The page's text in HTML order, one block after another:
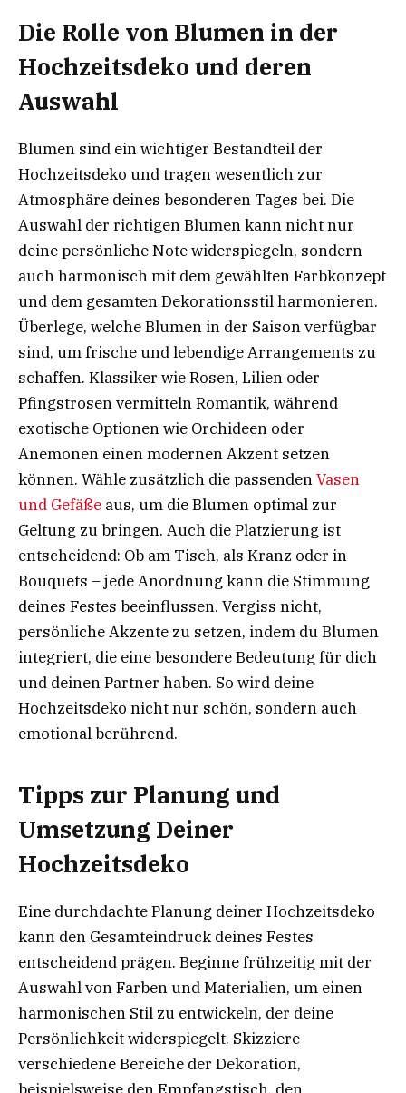
Die Rolle von Blumen in der
Hochzeitsdeko und deren
Auswahl
Blumen sind ein wichtiger Bestandteil der
Hochzeitsdeko und tragen wesentlich zur
Atmosphäre deines besonderen Tages bei. Die
Auswahl der richtigen Blumen kann nicht nur
deine persönliche Note widerspiegeln, sondern
auch harmonisch mit dem gewählten Farbkonzept
und dem gesamten Dekorationsstil harmonieren.
Überlege, welche Blumen in der Saison verfügbar
sind, um frische und lebendige Arrangements zu
schaffen. Klassiker wie Rosen, Lilien oder
Pfingstrosen vermitteln Romantik, während
exotische Optionen wie Orchideen oder
Anemonen einen modernen Akzent setzen
können. Wähle zusätzlich die passendenVasen
und Gefäße aus, um die Blumen optimal zur
Geltung zu bringen. Auch die Platzierung ist
entscheidend: Ob am Tisch, als Kranz oder in
Bouquets – jede Anordnung kann die Stimmung
deines Festes beeinflussen. Vergiss nicht,
persönliche Akzente zu setzen, indem du Blumen
integriert, die eine besondere Bedeutung für dich
und deinen Partner haben. So wird deine
Hochzeitsdeko nicht nur schön, sondern auch
emotional berührend.
Tipps zur Planung und
Umsetzung Deiner
Hochzeitsdeko
Eine durchdachte Planung deiner Hochzeitsdeko
kann den Gesamteindruck deines Festes
entscheidend prägen. Beginne frühzeitig mit der
Auswahl von Farben und Materialien, um einen
harmonischen Stil zu entwickeln, der deine
Persönlichkeit widerspiegelt. Skizziere
verschiedene Bereiche der Dekoration,